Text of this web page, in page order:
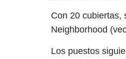
Con 20 cubiertas,
Neighborhood
Los puestos